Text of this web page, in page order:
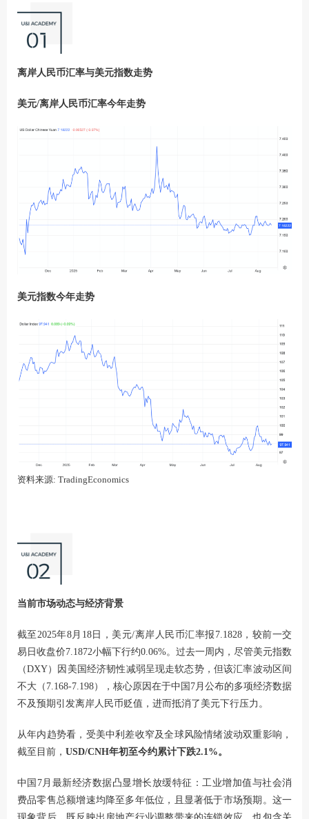
离岸人民币汇率与美元指数走势
美元/离岸人民币汇率今年走势
美元指数今年走势
资料来源: TradingEconomics
当前市场动态与经济背景
截至2025年8月18日，美元/离岸人民币汇率报7.1828，较前一交
易日收盘价7.1872小幅下行约0.06%。过去一周内，尽管美元指数
（DXY）因美国经济韧性减弱呈现走软态势，但该汇率波动区间
不大（7.168-7.198），核心原因在于中国7月公布的多项经济数据
不及预期引发离岸人民币贬值，进而抵消了美元下行压力。
从年内趋势看，受美中利差收窄及全球风险情绪波动双重影响，
截至目前， USD/CNH年初至今约累计下跌2.1%。
中国7月最新经济数据凸显增长放缓特征：工业增加值与社会消
费品零售总额增速均降至多年低位，且显著低于市场预期。这一